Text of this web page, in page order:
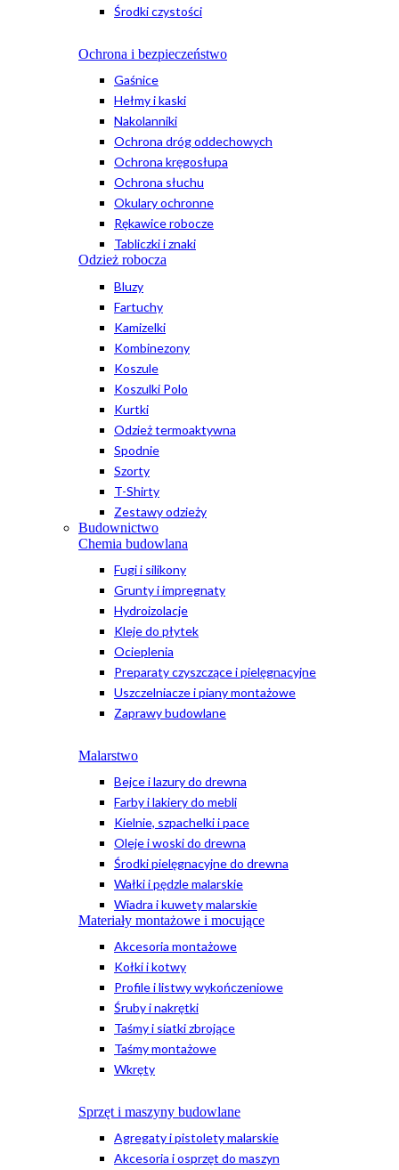
Środki czystości
Ochrona i bezpieczeństwo
Gaśnice
Hełmy i kaski
Nakolanniki
Ochrona dróg oddechowych
Ochrona kręgosłupa
Ochrona słuchu
Okulary ochronne
Rękawice robocze
Tabliczki i znaki
Odzież robocza
Bluzy
Fartuchy
Kamizelki
Kombinezony
Koszule
Koszulki Polo
Kurtki
Odzież termoaktywna
Spodnie
Szorty
T-Shirty
Zestawy odzieży
Budownictwo
Chemia budowlana
Fugi i silikony
Grunty i impregnaty
Hydroizolacje
Kleje do płytek
Ocieplenia
Preparaty czyszczące i pielęgnacyjne
Uszczelniacze i piany montażowe
Zaprawy budowlane
Malarstwo
Bejce i lazury do drewna
Farby i lakiery do mebli
Kielnie, szpachelki i pace
Oleje i woski do drewna
Środki pielęgnacyjne do drewna
Wałki i pędzle malarskie
Wiadra i kuwety malarskie
Materiały montażowe i mocujące
Akcesoria montażowe
Kołki i kotwy
Profile i listwy wykończeniowe
Śruby i nakrętki
Taśmy i siatki zbrojące
Taśmy montażowe
Wkręty
Sprzęt i maszyny budowlane
Agregaty i pistolety malarskie
Akcesoria i osprzęt do maszyn